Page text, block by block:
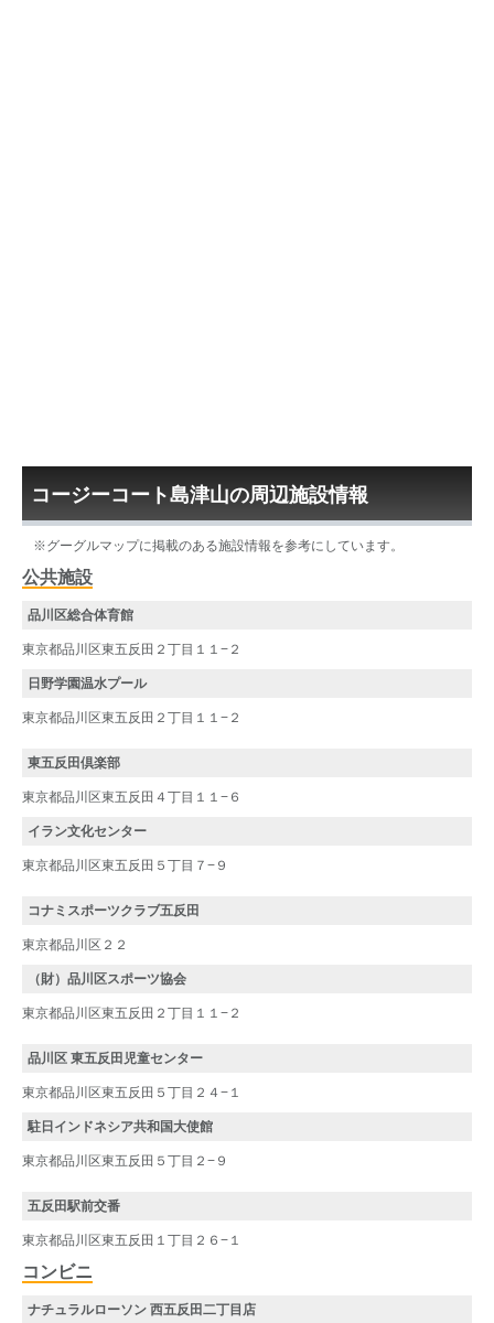
コージーコート島津山の周辺施設情報
※グーグルマップに掲載のある施設情報を参考にしています。
公共施設
品川区総合体育館
東京都品川区東五反田２丁目１１−２
日野学園温水プール
東京都品川区東五反田２丁目１１−２
東五反田倶楽部
東京都品川区東五反田４丁目１１−６
イラン文化センター
東京都品川区東五反田５丁目７−９
コナミスポーツクラブ五反田
東京都品川区２２
（財）品川区スポーツ協会
東京都品川区東五反田２丁目１１−２
品川区 東五反田児童センター
東京都品川区東五反田５丁目２４−１
駐日インドネシア共和国大使館
東京都品川区東五反田５丁目２−９
五反田駅前交番
東京都品川区東五反田１丁目２６−１
コンビニ
ナチュラルローソン 西五反田二丁目店